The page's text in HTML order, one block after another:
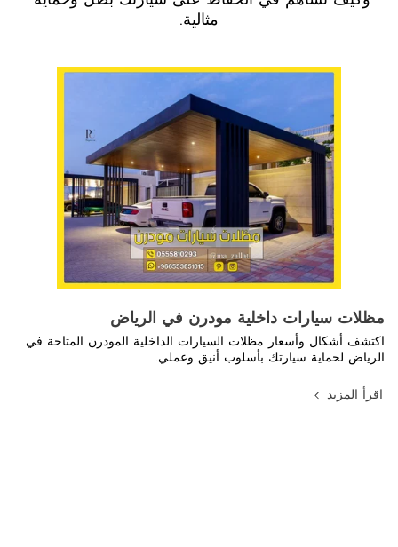
مثالية.
مظلات سيارات داخلية مودرن في الرياض
اكتشف أشكال وأسعار مظلات السيارات الداخلية المودرن المتاحة في
الرياض لحماية سيارتك بأسلوب أنيق وعملي.
اقرأ المزيد